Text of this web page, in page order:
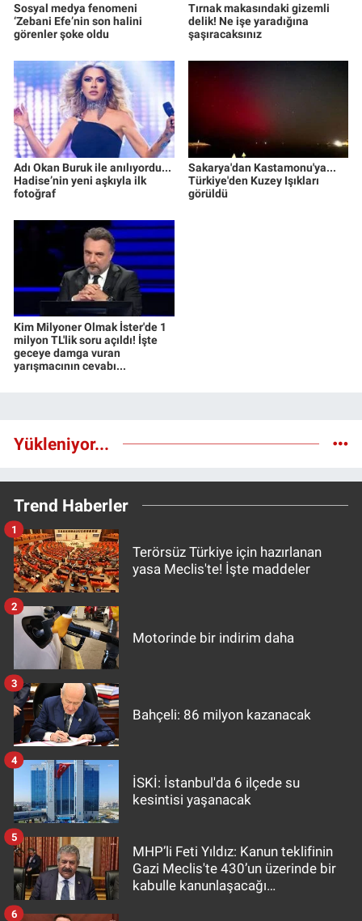
Sosyal medya fenomeni
‘Zebani Efe’nin son halini
görenler şoke oldu
Tırnak makasındaki gizemli
delik! Ne işe yaradığına
şaşıracaksınız
Adı Okan Buruk ile anılıyordu...
Hadise’nin yeni aşkıyla ilk
fotoğraf
Sakarya'dan Kastamonu'ya...
Türkiye'den Kuzey Işıkları
görüldü
Kim Milyoner Olmak İster'de 1
milyon TL'lik soru açıldı! İşte
geceye damga vuran
yarışmacının cevabı...
Yükleniyor...
Trend Haberler
Terörsüz Türkiye için hazırlanan
yasa Meclis'te! İşte maddeler
1
Motorinde bir indirim daha
2
Bahçeli: 86 milyon kazanacak
3
İSKİ: İstanbul'da 6 ilçede su
kesintisi yaşanacak
4
MHP’li Feti Yıldız: Kanun teklifinin
Gazi Meclis'te 430’un üzerinde bir
kabulle kanunlaşacağı
5
6